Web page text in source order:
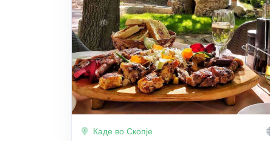
Каде во Скопје